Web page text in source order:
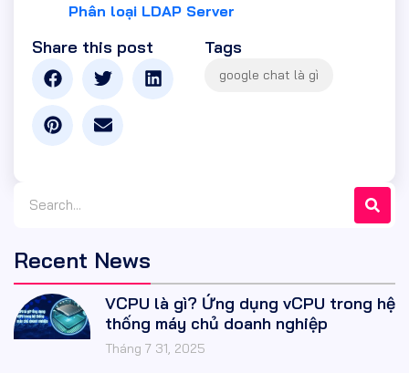
Phân loại LDAP Server
Share this post Tags
Recent News
VCPU là gì? Ứng dụng vCPU trong hệ
thống máy chủ doanh nghiệp
Tháng 7 31, 2025